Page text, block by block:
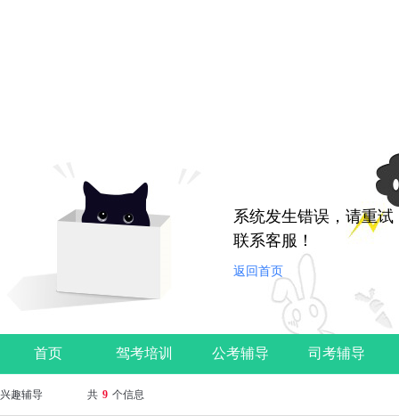
系统发生错误，请重
联系客服！
返回首页
首页 驾考培训 公考辅导 司考辅导
兴趣辅导 共 9 个信息